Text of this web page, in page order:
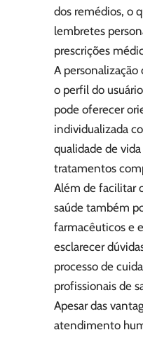
dos remédios, o
lembretes
prescrições
A
o perfil do
pode oferecer
individualizada
qualidade de
tratamentos
Além de facilitar
saúde também
farmacêuticos e
esclarecer
processo de
profissionais de
Apesar das
atendimento